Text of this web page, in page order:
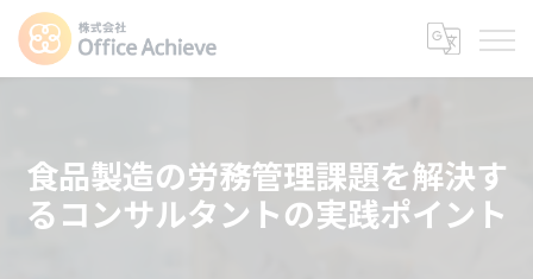
食品製造の労務管理課題を解決す
るコンサルタントの実践ポイント